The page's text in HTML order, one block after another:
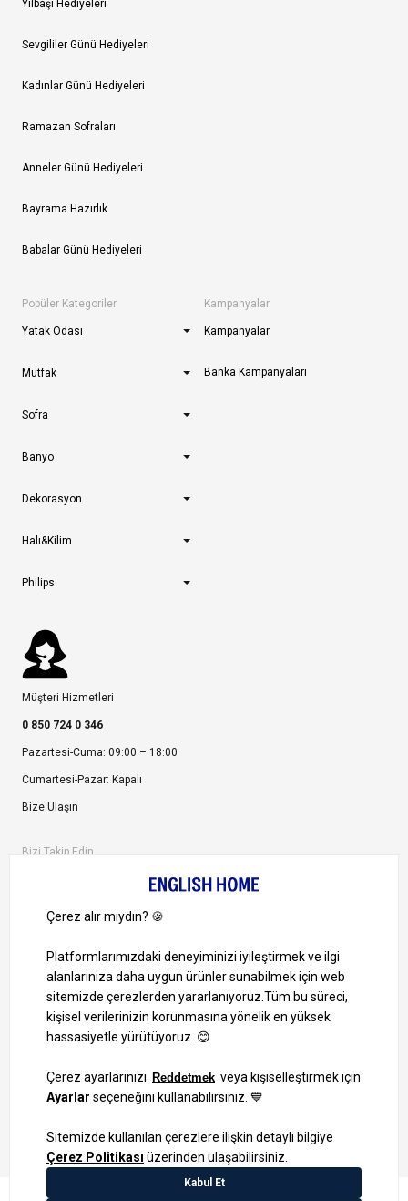
Yılbaşı Hediyeleri
Sevgililer Günü Hediyeleri
Kadınlar Günü Hediyeleri
Ramazan Sofraları
Anneler Günü Hediyeleri
Bayrama Hazırlık
Babalar Günü Hediyeleri
Popüler Kategoriler
Yatak Odası
Mutfak
Sofra
Banyo
Dekorasyon
Halı&Kilim
Philips
Kampanyalar
Kampanyalar
Banka Kampanyaları
Müşteri Hizmetleri
0 850 724 0 346
Pazartesi-Cuma: 09:00 – 18:00
Cumartesi-Pazar: Kapalı
Bize Ulaşın
Bizi Takip Edin
1000 TL ve Üzeri Alışverişlerinizde Kargo Bedava!
Bilgi Toplum Hizmetleri
KVKK Veri İşleme Politikamız
Site Haritası